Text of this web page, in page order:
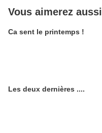
Vous aimerez aussi
Ca sent le printemps !
Les deux dernières ....